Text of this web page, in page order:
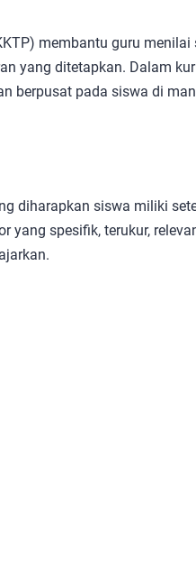
membantu guru
yang ditetapkan. Dalam
berpusat pada siswa di
diharapkan siswa miliki
yang spesifik, terukur,